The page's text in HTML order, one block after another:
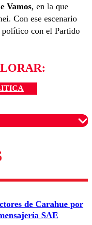
Vamos, en la que
Con ese escenario
con el Partido
para garantizar un
de Carahue por
SAE